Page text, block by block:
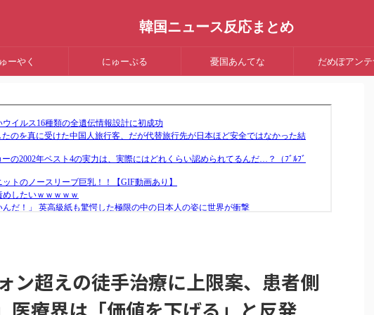
韓国ニュース反応まとめ
ーやく にゅーぷる 憂国あんてな だめぽアンテ
ン超えの徒手治療に上限案、患者側